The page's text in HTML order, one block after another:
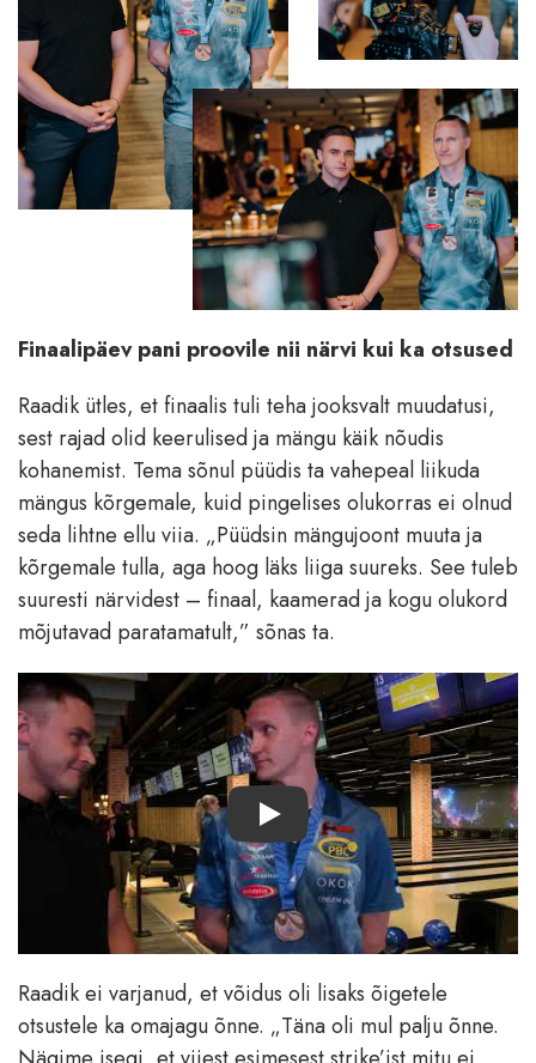
Finaalipäev pani proovile nii närvi kui ka otsused
Raadik ütles, et finaalis tuli teha jooksvalt muudatusi,
sest rajad olid keerulised ja mängu käik nõudis
kohanemist. Tema sõnul püüdis ta vahepeal liikuda
mängus kõrgemale, kuid pingelises olukorras ei olnud
seda lihtne ellu viia. „Püüdsin mängujoont muuta ja
kõrgemale tulla, aga hoog läks liiga suureks. See tuleb
suuresti närvidest – finaal, kaamerad ja kogu olukord
mõjutavad paratamatult,” sõnas ta.
Play
Raadik ei varjanud, et võidus oli lisaks õigetele
otsustele ka omajagu õnne. „Täna oli mul palju õnne.